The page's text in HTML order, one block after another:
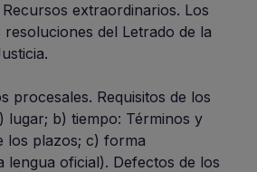
extraordinarios. Los
del Letrado de la
procesales. Requisitos de los
lugar; b) tiempo: Términos y
los plazos; c) forma
lengua oficial). Defectos de los